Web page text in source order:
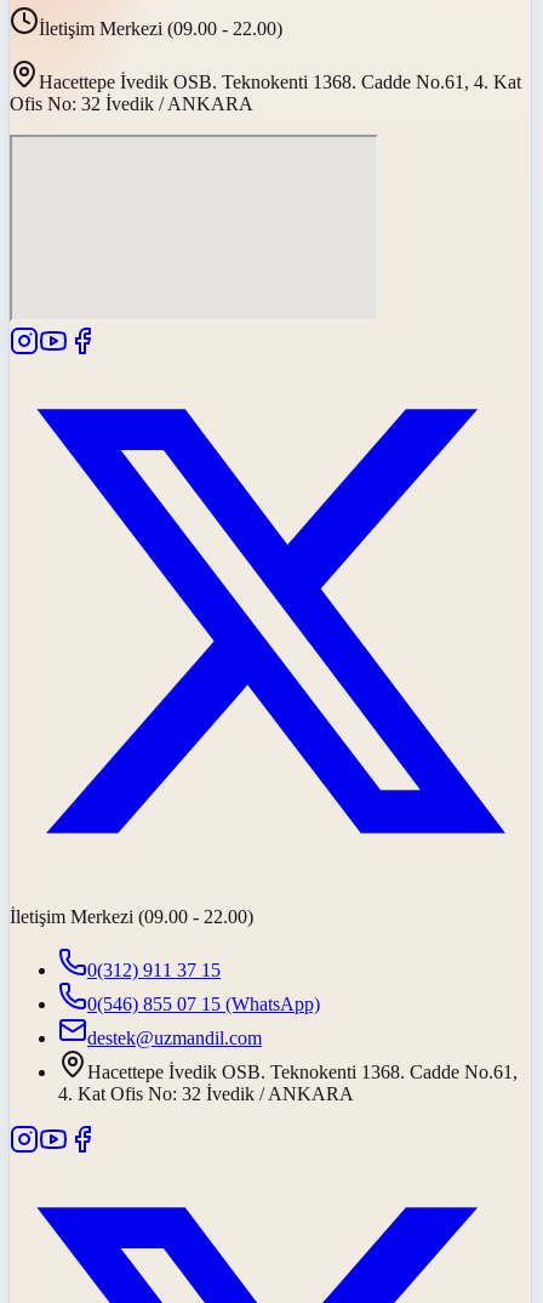
İletişim Merkezi (09.00 - 22.00)
Hacettepe İvedik OSB. Teknokenti 1368. Cadde No.61, 4. Kat
Ofis No: 32 İvedik / ANKARA
İletişim Merkezi (09.00 - 22.00)
0(312) 911 37 15
0(546) 855 07 15 (WhatsApp)
destek@uzmandil.com
Hacettepe İvedik OSB. Teknokenti 1368. Cadde No.61,
4. Kat Ofis No: 32 İvedik / ANKARA